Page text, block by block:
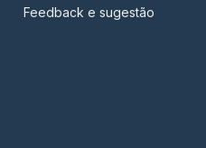
Feedback e sugestão